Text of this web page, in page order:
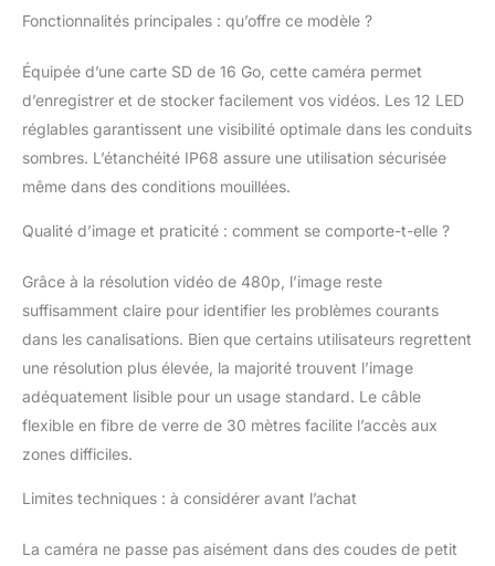
de la corrosion. Les 12
caméra fournissent un
excellent éclairage.
Utilisation Pratique à
Une Main : Le câble
semi-rigide de 30 m
peut passer facilement
interstices, vous
problème à atteindre
plus loin ! Vous pouvez
estimer sans effort la
distance de toute
profondeur grâce aux
repères de longueur.
Avec un roulement en
est beaucoup plus
Fonctionnalités principales : qu’offre ce modèle ?
Équipée d’une carte SD de 16 Go, cette caméra permet
d’enregistrer et de stocker facilement vos vidéos. Les 12 LED
réglables garantissent une visibilité optimale dans les conduits
sombres. L’étanchéité IP68 assure une utilisation sécurisée
même dans des conditions mouillées.
Qualité d’image et praticité : comment se comporte-t-elle ?
Grâce à la résolution vidéo de 480p, l’image reste
suffisamment claire pour identifier les problèmes courants
dans les canalisations. Bien que certains utilisateurs regrettent
une résolution plus élevée, la majorité trouvent l’image
adéquatement lisible pour un usage standard. Le câble
flexible en fibre de verre de 30 mètres facilite l’accès aux
zones difficiles.
Limites techniques : à considérer avant l’achat
La caméra ne passe pas aisément dans des coudes de petit